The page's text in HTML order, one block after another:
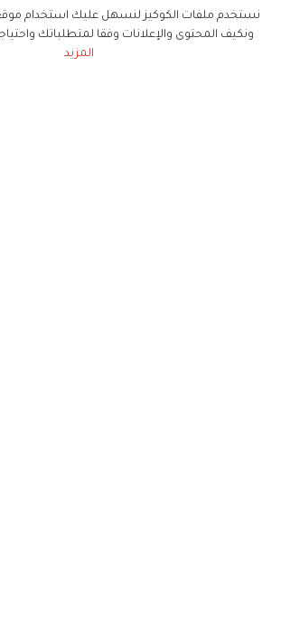
نستخدم ملفات الكوكيز لنسهل عليك استخدام
ونكيف المحتوى والإعلانات وفقا لمتطلباتك
المزيد